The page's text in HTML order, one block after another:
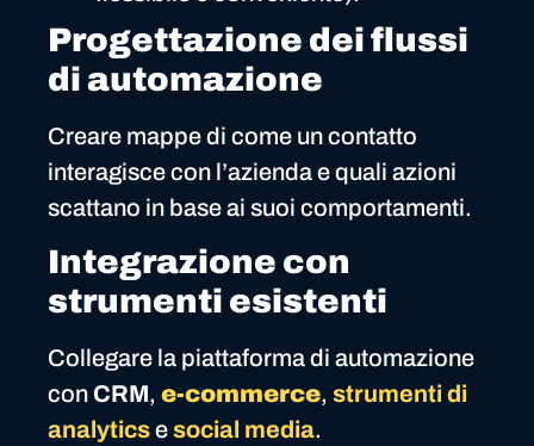
Progettazione dei flussi
di automazione
Creare mappe di come un contatto
interagisce con l’azienda e quali azioni
scattano in base ai suoi comportamenti.
Integrazione con
strumenti esistenti
Collegare la piattaforma di automazione
con CRM, e-commerce, strumenti di
analyticsesocial media.